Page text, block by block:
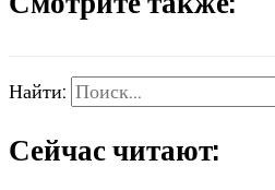
Найти:
Сейчас читают: